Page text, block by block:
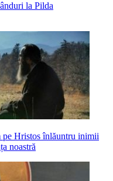
la Pilda
pe Hristos înlăuntru inimii
noastră